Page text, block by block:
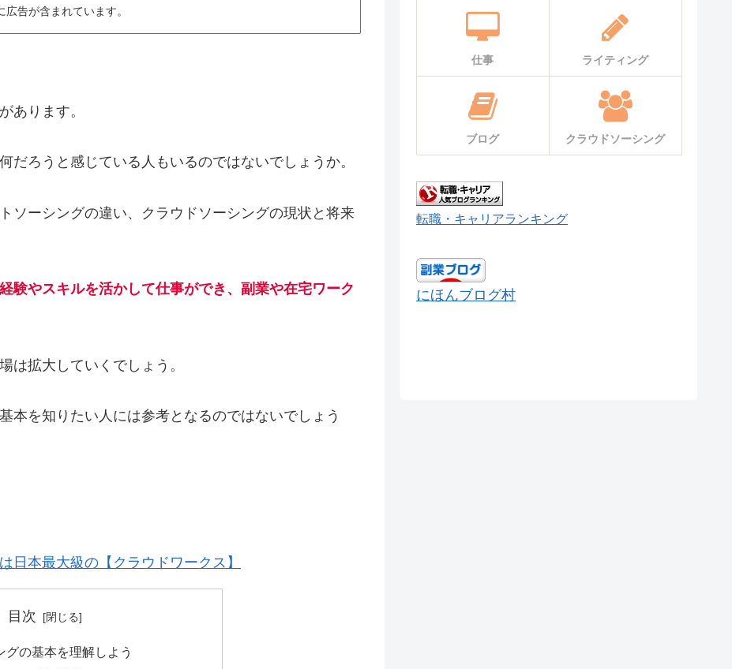
広告が含まれています。
あります。
だろうと感じている人もいるのではないでしょうか。
ソーシングの違い、クラウドソーシングの現状と将来
験やスキルを活かして仕事ができ、副業や在宅ワーク
は拡大していくでしょう。
本を知りたい人には参考となるのではないでしょう
日本最大級の【クラウドワークス】
目次
グの基本を理解しよう
仕事 ライティング
ブログ クラウドソーシング
転職・キャリアランキング
にほんブログ村